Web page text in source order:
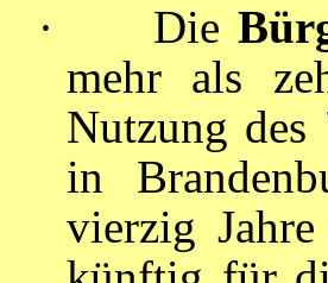
·
Die
mehr als
Nutzung
in
vierzig